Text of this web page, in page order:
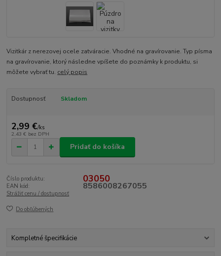
Vizitkár z nerezovej ocele zatváracie. Vhodné na gravírovanie. Typ písma
na gravírovanie, ktorý následne vpíšete do poznámky k produktu, si
môžete vybrať tu. celý popis
Dostupnosť Skladom
2,99 €/ks
2,43 € bez DPH
Pridať do košíka
Číslo produktu: 03050
EAN kód: 8586008267055
Strážiť cenu / dostupnosť
Do obľúbených
Kompletné špecifikácie